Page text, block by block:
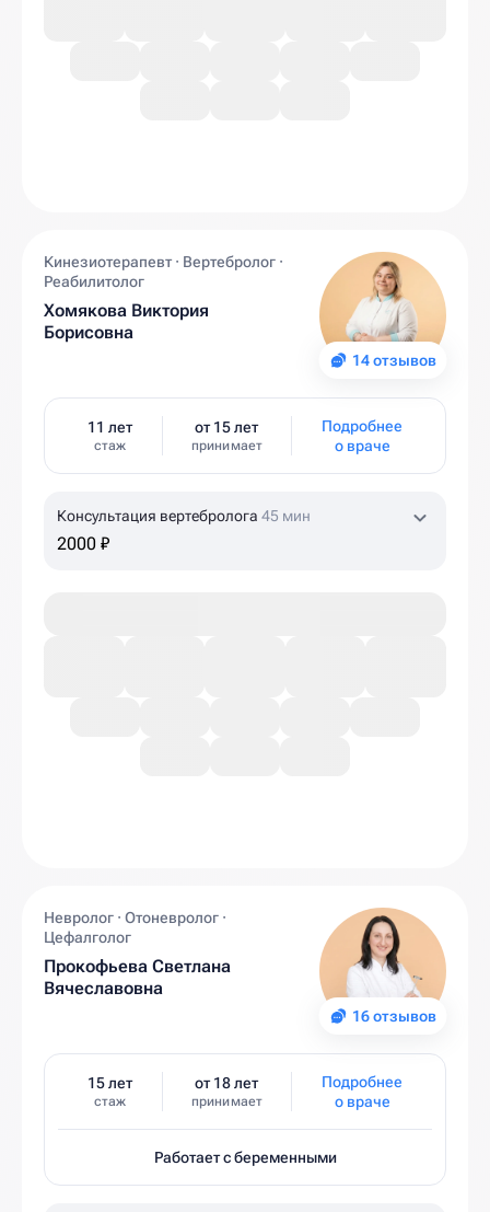
14 отзывов
Кинезиотерапевт · Вертебролог ·
Реабилитолог
Хомякова Виктория
Борисовна
11 лет
стаж
от 15 лет
принимает
Подробнее
о враче
Консультация вертебролога 45 мин
2000 ₽
16 отзывов
Невролог · Отоневролог ·
Цефалголог
Прокофьева Светлана
Вячеславовна
15 лет
стаж
от 18 лет
принимает
Подробнее
о враче
Работает с беременными